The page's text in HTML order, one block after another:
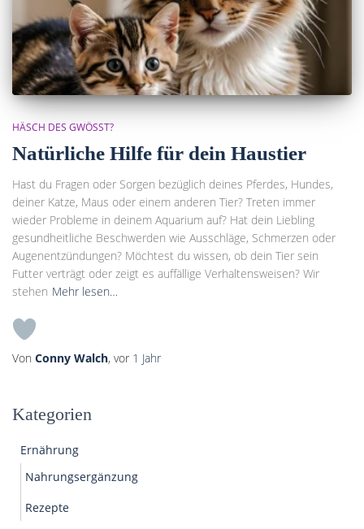
HÄSCH DES GWÖSST?
Natürliche Hilfe für dein Haustier
Hast du Fragen oder Sorgen bezüglich deines Pferdes, Hundes,
deiner Katze, Maus oder einem anderen Tier? Treten immer
wieder Probleme in deinem Aquarium auf? Hat dein Liebling
gesundheitliche Beschwerden wie Ausschläge, Schmerzen oder
Augenentzündungen? Möchtest du wissen, ob dein Tier sein
Futter verträgt oder zeigt es auffällige Verhaltensweisen? Wir
stehen Mehr lesen…
Von Conny Walch, vor 1 Jahr
Kategorien
Ernährung
Nahrungsergänzung
Rezepte